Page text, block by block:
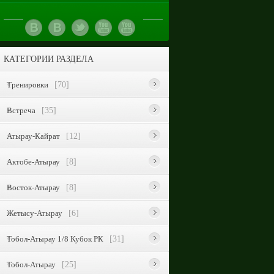
КАТЕГОРИИ РАЗДЕЛА
Тренировки [70]
Встреча [35]
Атырау-Кайрат [12]
Актобе-Атырау [8]
Восток-Атырау [8]
Жетысу-Атырау [6]
Тобол-Атырау 1/8 Кубок РК [31]
Тобол-Атырау [25]